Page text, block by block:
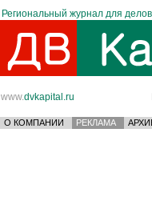
Региональный журнал для
www.dvkapital.ru
О КОМПАНИИ РЕКЛАМА